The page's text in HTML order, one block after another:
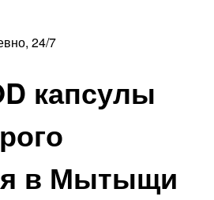
24/7
капсулы
в Мытыщи